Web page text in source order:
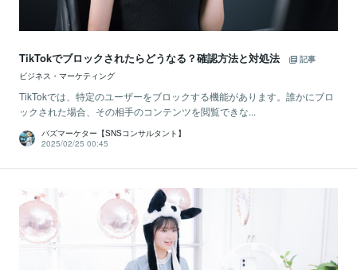
TikTokでブロックされたらどうなる？確認方法と対処法
記事
ビジネス・マーケティング
TikTokでは、特定のユーザーをブロックする機能があります。誰かにブロ
ックされた場合、その相手のコンテンツを閲覧できな...
バズマーケター【SNSコンサルタント】
2025/02/25 00:45